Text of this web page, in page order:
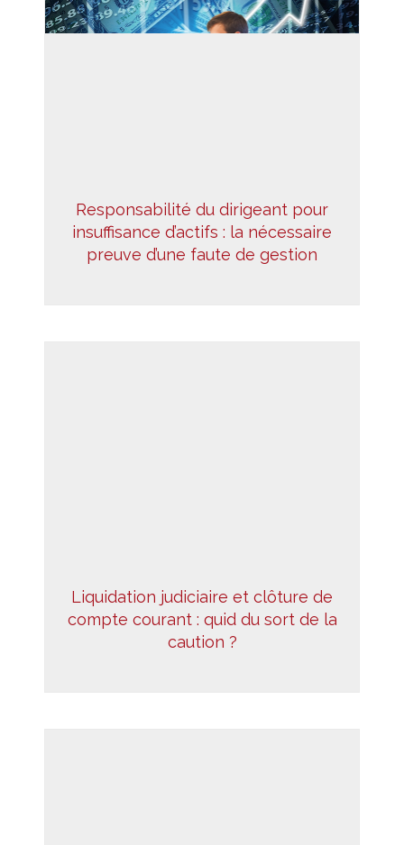
Responsabilité du dirigeant pour
insuffisance d’actifs : la nécessaire
preuve d’une faute de gestion
Liquidation judiciaire et clôture de
compte courant : quid du sort de la
caution ?